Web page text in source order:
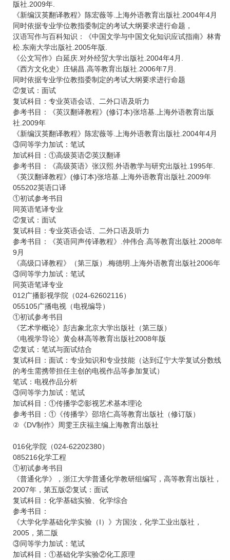
版社.2009年.
《新编汉英翻译教程》陈宏薇等.上海外语教育出版社.2004年4月
同时依据专业学位教指委制定的考试大纲要求进行命题，
汉语写作与百科知识：《中国文学与中国文化知识应试指南》林青
松.东南大学出版社.2005年版.
《公文写作》白延庆.对外经贸大学出版社.2004年4月.
《西方文化史》庄锡昌.高等教育出版社.2006年7月.
同时依据专业学位教指委制定的考试大纲要求进行命题
②复试：面试
复试科目：专业英语会话、二外口语及听力
参考书目：《英汉翻译教程》(修订本)张培基.上海外语教育出版
社.2009年
《新编汉英翻译教程》陈宏薇等.上海外语教育出版社.2004年4月
③同等学力加试：笔试
加试科目：①高级英语②英汉翻译
参考书目：《高级英语》张汉熙.外语教学与研究出版社.1995年.
《英汉翻译教程》(修订本)张培基.上海外语教育出版社.2009年
055202英语口译
①初试参考书目
同英语笔译专业
②复试：面试
复试科目：专业英语会话、二外口语及听力
参考书目：《英语同声传译教程》.仲伟合.高等教育出版社.2008年
9月
《高级口译教程》（第三版）.梅德明.上海外语教育出版社2006年
③同等学力加试：笔试
同英语笔译专业
012广播影视学院（024-62602116）
055105广播电视（电视编导）
①初试参考书目
《艺术学概论》彭吉象北京大学出版社（第三版）
《电视学导论》黄会林高等教育出版社2008年版
②复试：笔试与面试结合
复试科目：面试：专业知识和专业技能（达到辽宁大学复试分数线
的考生需携带担任主创的电视作品等参加复试）
笔试：电视作品分析
③同等学力加试：笔试
加试科目：①传播学②影视艺术基本理论
参考书目：①《传播学》邵培仁高等教育出版社（修订版）
②《DV制作》周雯王庆福主编上海教育出版社
016化学院（024-62202380）
085216化学工程
①初试参考书目
《普通化学》，浙江大学普通化学教研组编写，高等教育出版社，
2007年，第五版②复试：面试
复试科目：化学基础实验、化学综合
参考书目：
《大学化学基础化学实验（I）》方国汝，化学工业出版社，
2005，第二版
③同等学力加试：笔试
加试科目：①基础化学实验②化工原理